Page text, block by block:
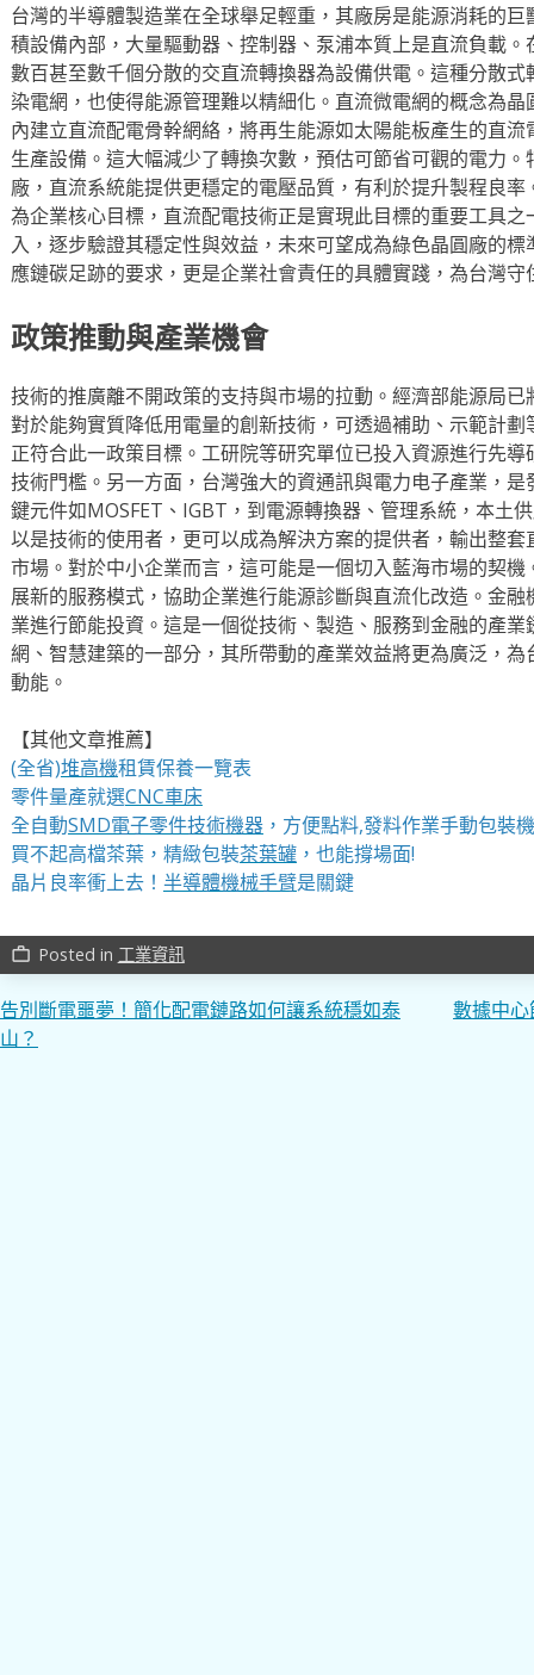
台灣的半導體製造業在全球舉足輕重，其廠房是能源消耗的
積設備內部，大量驅動器、控制器、泵浦本質上是直流負載
數百甚至數千個分散的交直流轉換器為設備供電。這種分散
染電網，也使得能源管理難以精細化。直流微電網的概念為
內建立直流配電骨幹網絡，將再生能源如太陽能板產生的直
生產設備。這大幅減少了轉換次數，預估可節省可觀的電力
廠，直流系統能提供更穩定的電壓品質，有利於提升製程良
為企業核心目標，直流配電技術正是實現此目標的重要工具
入，逐步驗證其穩定性與效益，未來可望成為綠色晶圓廠的
應鏈碳足跡的要求，更是企業社會責任的具體實踐，為台灣
政策推動與產業機會
技術的推廣離不開政策的支持與市場的拉動。經濟部能源局
對於能夠實質降低用電量的創新技術，可透過補助、示範計
正符合此一政策目標。工研院等研究單位已投入資源進行先
技術門檻。另一方面，台灣強大的資通訊與電力电子產業，
鍵元件如MOSFET、IGBT，到電源轉換器、管理系統，本土
以是技術的使用者，更可以成為解決方案的提供者，輸出整
市場。對於中小企業而言，這可能是一個切入藍海市場的契
展新的服務模式，協助企業進行能源診斷與直流化改造。金
業進行節能投資。這是一個從技術、製造、服務到金融的產
網、智慧建築的一部分，其所帶動的產業效益將更為廣泛，
動能。
【其他文章推薦】
(全省)堆高機租賃保養一覽表
零件量產就選CNC車床
全自動SMD電子零件技術機器，方便點料,發料作業手動包裝機
買不起高檔茶葉，精緻包裝茶葉罐，也能撐場面!
晶片良率衝上去！ 半導體機械手臂是關鍵
work_outline Posted in 工業資訊
文
章
告別斷電噩夢！簡化配電鏈路如何讓系統穩如泰
山？
數據中